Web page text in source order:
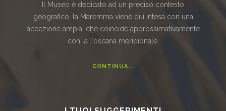
Il Museo è dedicato ad un preciso contesto
geografico, la Maremma viene qui intesa con una
accezione ampia, che coincide approssimativamente
con la Toscana meridionale.
CONTINUA...